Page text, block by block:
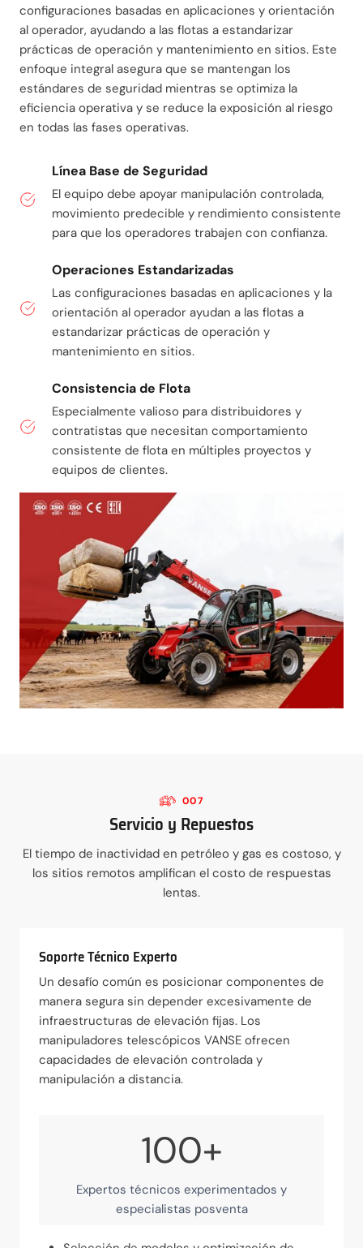
configuraciones basadas en aplicaciones y orientación
al operador, ayudando a las flotas a estandarizar
prácticas de operación y mantenimiento en sitios. Este
enfoque integral asegura que se mantengan los
estándares de seguridad mientras se optimiza la
eficiencia operativa y se reduce la exposición al riesgo
en todas las fases operativas.
Línea Base de Seguridad
El equipo debe apoyar manipulación controlada,
movimiento predecible y rendimiento consistente
para que los operadores trabajen con confianza.
Operaciones Estandarizadas
Las configuraciones basadas en aplicaciones y la
orientación al operador ayudan a las flotas a
estandarizar prácticas de operación y
mantenimiento en sitios.
Consistencia de Flota
Especialmente valioso para distribuidores y
contratistas que necesitan comportamiento
consistente de flota en múltiples proyectos y
equipos de clientes.
007
Servicio y Repuestos
El tiempo de inactividad en petróleo y gas es costoso, y
los sitios remotos amplifican el costo de respuestas
lentas.
Soporte Técnico Experto
Un desafío común es posicionar componentes de
manera segura sin depender excesivamente de
infraestructuras de elevación fijas. Los
manipuladores telescópicos VANSE ofrecen
capacidades de elevación controlada y
manipulación a distancia.
100+
Expertos técnicos experimentados y
especialistas posventa